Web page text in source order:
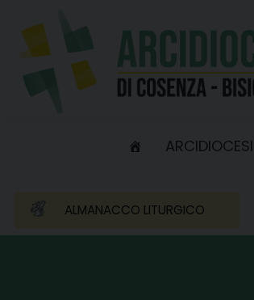
content
ARCIDIOCESI
ALMANACCO LITURGICO